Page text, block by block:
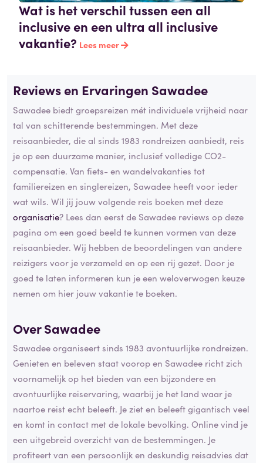
Wat is het verschil tussen een all
inclusive en een ultra all inclusive
vakantie? Lees meer
Reviews en Ervaringen Sawadee
Sawadee biedt groepsreizen mét individuele vrijheid naar
tal van schitterende bestemmingen. Met deze
reisaanbieder, die al sinds 1983 rondreizen aanbiedt, reis
je op een duurzame manier, inclusief volledige CO2-
compensatie. Van fiets- en wandelvakanties tot
familiereizen en singlereizen, Sawadee heeft voor ieder
wat wils. Wil jij jouw volgende reis boeken met deze
organisatie? Lees dan eerst de Sawadee reviews op deze
pagina om een goed beeld te kunnen vormen van deze
reisaanbieder. Wij hebben de beoordelingen van andere
reizigers voor je verzameld en op een rij gezet. Door je
goed te laten informeren kun je een weloverwogen keuze
nemen om hier jouw vakantie te boeken.
Over Sawadee
Sawadee organiseert sinds 1983 avontuurlijke rondreizen.
Genieten en beleven staat voorop en Sawadee richt zich
voornamelijk op het bieden van een bijzondere en
avontuurlijke reiservaring, waarbij je het land waar je
naartoe reist echt beleeft. Je ziet en beleeft gigantisch veel
en komt in contact met de lokale bevolking. Online vind je
een uitgebreid overzicht van de bestemmingen. Je
profiteert van een persoonlijk en deskundig reisadvies dat